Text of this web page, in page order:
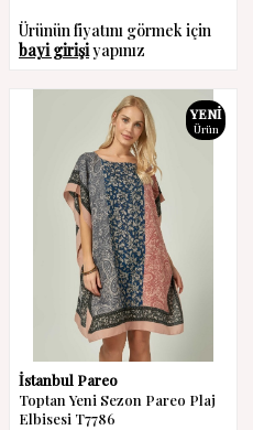
Ürünün fiyatını görmek için
bayi girişiyapınız
YENI
Ürün
İstanbul Pareo
Toptan Yeni Sezon Pareo Plaj
Elbisesi T7786